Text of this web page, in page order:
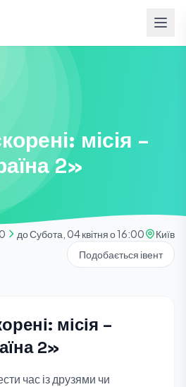
місія –
2»
до Субота, 04 квітня о 16:00
Київ
Подобається івент
місія –
2»
час із друзями чи